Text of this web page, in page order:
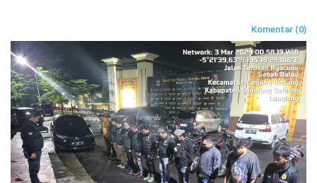
METRO
PESAWARAN
TANGGAMUS
PRINGSEWU
KOTA
BANDAR
LAMPUNG
DPRD
METRO
DPRD
PESAWARAN
BANTEN
JAWAB
BARAT
DKI
JAKARTA
Komentar (0)